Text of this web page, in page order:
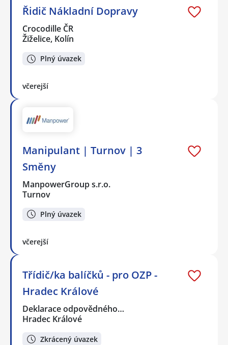
Řidič Nákladní Dopravy
Crocodille ČR
Žiželice, Kolín
Plný úvazek
včerejší
Manipulant | Turnov | 3
Směny
ManpowerGroup s.r.o.
Turnov
Plný úvazek
včerejší
Třídič/ka balíčků - pro OZP -
Hradec Králové
Deklarace odpovědného…
Hradec Králové
Zkrácený úvazek